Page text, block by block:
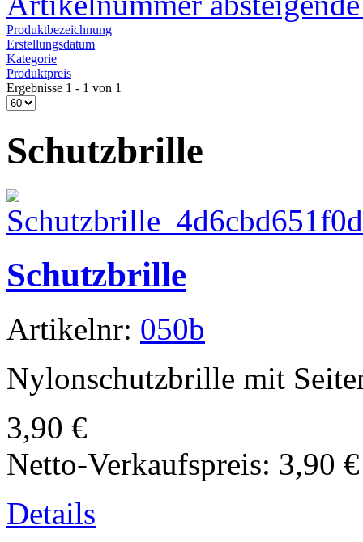
Produktbezeichnung
Erstellungsdatum
Kategorie
Produktpreis
Ergebnisse 1 - 1 von 1
Schutzbrille
Schutzbrille
Artikelnr: 050b
Nylonschutzbrille mit
3,90 €
Netto-Verkaufspreis: 3,90 €
Details